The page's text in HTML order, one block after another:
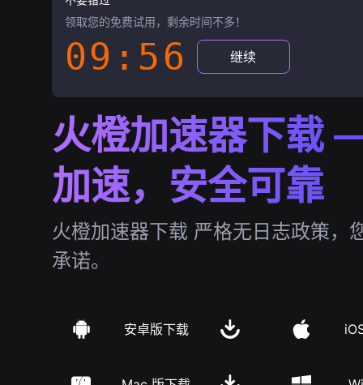
领取您的免费试用，剩余时间不多！
09:55 继续
火橙加速器下载
加速，安全可靠
火橙加速器下载 严格无日志政策，
承诺。
安卓版下载